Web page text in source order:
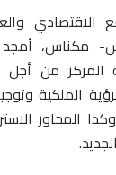
مكناس،
المركز من أجل
الملكية
المحاور